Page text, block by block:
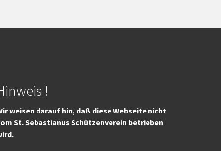
!
weisen darauf hin, daß diese Webseite nicht
St. Sebastianus Schützenverein betrieben